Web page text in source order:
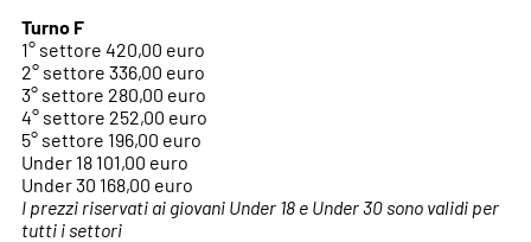
Turno F
1° settore 420,00 euro
2° settore 336,00 euro
3° settore 280,00 euro
4° settore 252,00 euro
5° settore 196,00 euro
Under 18 101,00 euro
Under 30 168,00 euro
I prezzi riservati ai giovani Under 18 e Under 30 sono validi per
tutti i settori